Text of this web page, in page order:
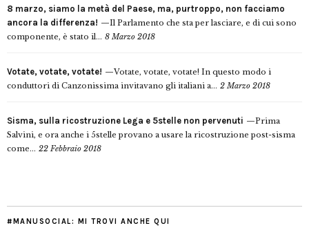
8 marzo, siamo la metà del Paese, ma, purtroppo, non facciamo
ancora la differenza!
Il Parlamento che sta per lasciare, e di cui sono
componente, è stato il... 8 Marzo 2018
Votate, votate, votate!
Votate, votate, votate! In questo modo i
conduttori di Canzonissima invitavano gli italiani a... 2 Marzo 2018
Sisma, sulla ricostruzione Lega e 5stelle non pervenuti
Prima
Salvini, e ora anche i 5stelle provano a usare la ricostruzione post-sisma
come... 22 Febbraio 2018
#MANUSOCIAL: MI TROVI ANCHE QUI